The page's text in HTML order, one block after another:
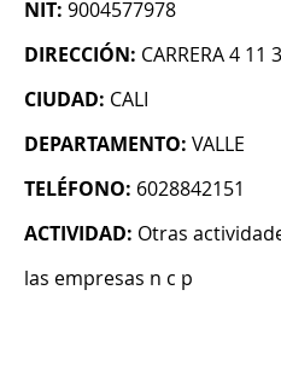
NIT: 9004577978
DIRECCIÓN: CARRERA 4 11
CIUDAD: CALI
DEPARTAMENTO: VALLE
TELÉFONO: 6028842151
ACTIVIDAD: Otras
las empresas n c p